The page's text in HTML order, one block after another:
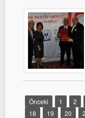
Önceki 1 2
18
19 20